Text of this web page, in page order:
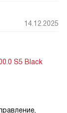
14.12.2025
S5 Black